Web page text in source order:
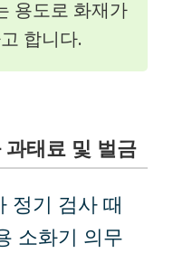
용도로 화재가
합니다.
태료 및 벌금
정기 검사 때
소화기 의무